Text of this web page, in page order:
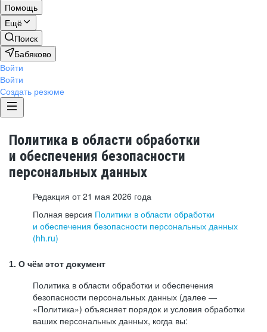
Помощь
Ещё
Поиск
Бабяково
Войти
Войти
Создать резюме
Политика в области обработки
и обеспечения безопасности
персональных данных
Редакция от 21 мая 2026 года
Полная версия Политики в области обработки
и обеспечения безопасности персональных данных
(hh.ru)
1. О чём этот документ
Политика в области обработки и обеспечения
безопасности персональных данных (далее —
«Политика») объясняет порядок и условия обработки
ваших персональных данных, когда вы: